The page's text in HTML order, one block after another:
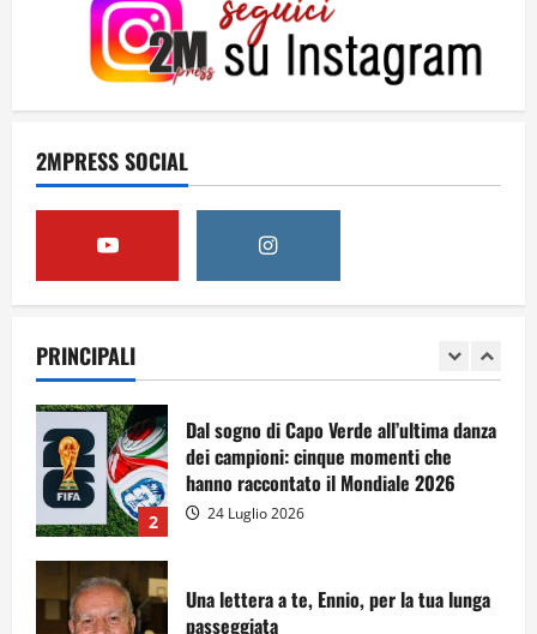
2MPRESS SOCIAL
PRINCIPALI
4
16 Luglio 2026
5
15 Luglio 2026
A Sergio, dal ragazzo furbo
2
Dal sogno di Capo Verde all’ultima danza
dei campioni: cinque momenti che
hanno raccontato il Mondiale 2026
24 Luglio 2026
Una lettera a te, Ennio, per la tua lunga
passeggiata